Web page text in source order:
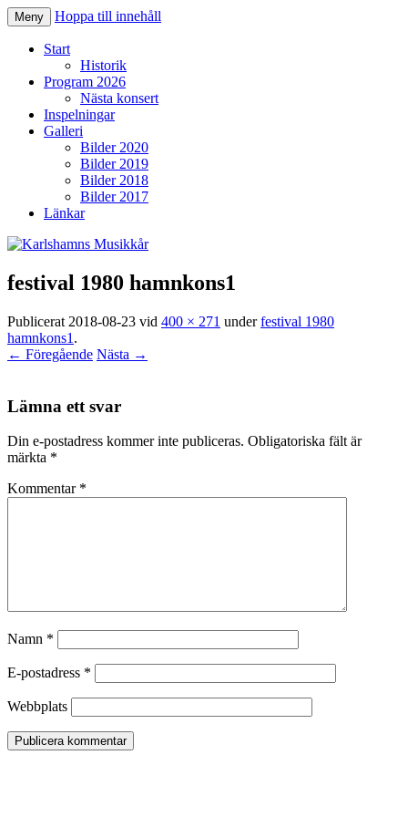
Karlshamns Musikkår
Meny Hoppa till innehåll
Start
Historik
Program 2026
Nästa konsert
Inspelningar
Galleri
Bilder 2020
Bilder 2019
Bilder 2018
Bilder 2017
Länkar
festival 1980 hamnkons1
Publicerat 2018-08-23 vid 400 × 271 underfestival 1980
hamnkons1 .
← Föregående Nästa →
Lämna ett svar
Din e-postadress kommer inte publiceras. Obligatoriska fält är
märkta *
Kommentar *
Namn *
E-postadress *
Webbplats